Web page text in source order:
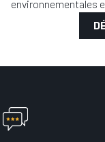
environnementales